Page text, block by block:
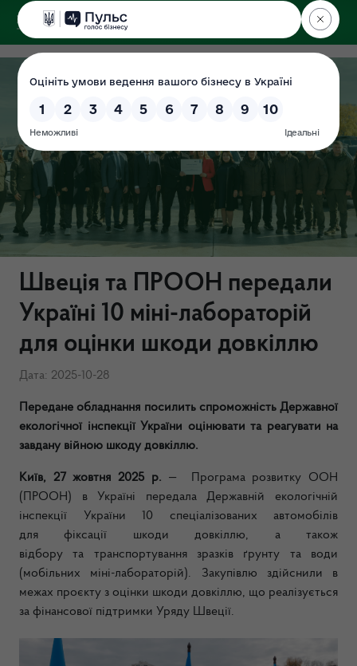
ДЕРЖЕКОІНСПЕКЦІЯ
Швеція та ПРООН передали
Україні 10 міні-лабораторій
для оцінки шкоди довкіллю
Дата: 2025-10-28
Передане обладнання посилить спроможність Державної
екологічної інспекції України оцінювати та реагувати на
завдану війною шкоду довкіллю.
Київ, 27 жовтня 2025 р. — Програма розвитку ООН
(ПРООН) в Україні передала Державній екологічній
інспекції України 10 спеціалізованих автомобілів
дляфіксації шкоди довкіллю, а також
відборута транспортування зразків ґрунту та води
(мобільних міні-лабораторій). Закупівлю здійснили в
межах проєкту з оцінки шкоди довкіллю, що реалізується
за фінансової підтримки Уряду Швеції.